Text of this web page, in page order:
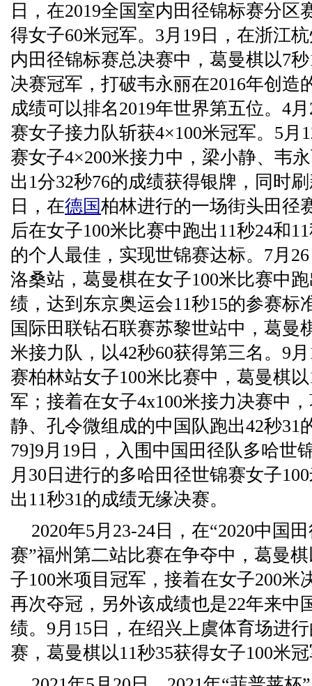
日，在2019全国室内田径锦标赛分区
得女子60米冠军。3月19日，在浙江
内田径锦标赛总决赛中，葛曼棋以7
决赛冠军，打破韦永丽在2016年创造
成绩可以排名2019年世界第五位。4
赛女子接力队斩获4×100米冠军。5月
赛女子4×200米接力中，梁小静、韦
出1分32秒76的成绩获得银牌，同时
日，在德国柏林进行的一场街头田径
后在女子100米比赛中跑出11秒24和
的个人最佳，实现世锦赛达标。7月
洛桑站，葛曼棋在女子100米比赛中
绩，达到东京奥运会11秒15的参赛标
国际田联钻石联赛苏黎世站中，葛曼
米接力队，以42秒60获得第三名。9
赛柏林站女子100米比赛中，葛曼棋
军；接着在女子4x100米接力决赛中
静、孔令微组成的中国队跑出42秒31
79]9月19日，入围中国田径队多哈世
月30日进行的多哈田径世锦赛女子
出11秒31的成绩无缘决赛。
2020年5月23-24日，在“2020中国
赛”福州第二站比赛在争夺中，葛曼
子100米项目冠军，接着在女子200米
再次夺冠，另外该成绩也是22年来中
绩。9月15日，在绍兴上虞体育场进
赛，葛曼棋以11秒35获得女子100米